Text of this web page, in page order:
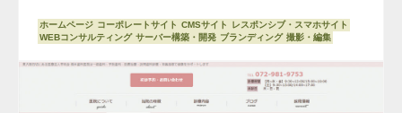
ホームページ コーポレートサイト CMSサイト
レスポンシブ・スマホサイト
WEBコンサルティング サーバー構築・開発 ブランディング 撮影・編集